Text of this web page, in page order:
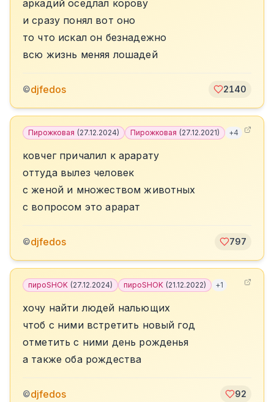
аркадий оседлал корову
и сразу понял вот оно
то что искал он безнадежно
всю жизнь меняя лошадей
©djfedos 2140
Пирожковая (27.12.2024) Пирожковая (27.12.2021) +4
ковчег причалил к арарату
оттуда вылез человек
с женой и множеством животных
с вопросом это арарат
©djfedos 797
пироSHOK (27.12.2024) пироSHOK (21.12.2022) +1
хочу найти людей нальющих
чтоб с ними встретить новый год
отметить с ними день рожденья
а также оба рождества
©djfedos 92